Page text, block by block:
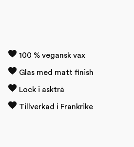
100 % vegansk vax
Glas med matt finish
Lock i askträ
Tillverkad i Frankrike